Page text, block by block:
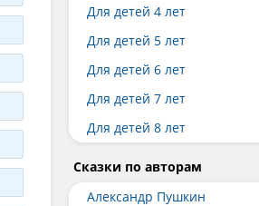
Для детей 4 лет
Для детей 5 лет
Для детей 6 лет
Для детей 7 лет
Для детей 8 лет
Сказки по авторам
Александр Пушкин